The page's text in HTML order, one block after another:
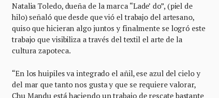
Natalia Toledo, dueña de la marca “Lade’ do”, (piel de
hilo) señaló que desde que vió el trabajo del artesano,
quiso que hicieran algo juntos y finalmente se logró este
trabajo que visibiliza a través del textil el arte de la
cultura zapoteca.
“En los huipiles va integrado el añil, ese azul del cielo y
del mar que tanto nos gusta y que se requiere valorar,
Chu Mandu está haciendo un trabajo de rescate bastante